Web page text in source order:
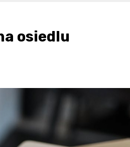
osiedlu